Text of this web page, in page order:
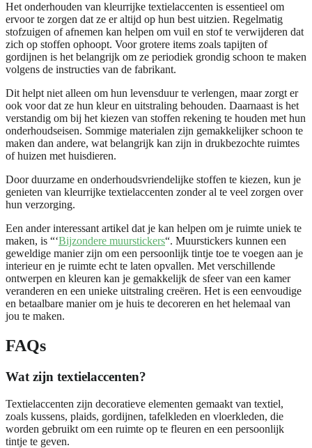
Het onderhouden van kleurrijke textielaccenten is essentieel om
ervoor te zorgen dat ze er altijd op hun best uitzien. Regelmatig
stofzuigen of afnemen kan helpen om vuil en stof te verwijderen dat
zich op stoffen ophoopt. Voor grotere items zoals tapijten of
gordijnen is het belangrijk om ze periodiek grondig schoon te maken
volgens de instructies van de fabrikant.
Dit helpt niet alleen om hun levensduur te verlengen, maar zorgt er
ook voor dat ze hun kleur en uitstraling behouden. Daarnaast is het
verstandig om bij het kiezen van stoffen rekening te houden met hun
onderhoudseisen. Sommige materialen zijn gemakkelijker schoon te
maken dan andere, wat belangrijk kan zijn in drukbezochte ruimtes
of huizen met huisdieren.
Door duurzame en onderhoudsvriendelijke stoffen te kiezen, kun je
genieten van kleurrijke textielaccenten zonder al te veel zorgen over
hun verzorging.
Een ander interessant artikel dat je kan helpen om je ruimte uniek te
maken, is “‘Bijzondere muurstickers“. Muurstickers kunnen een
geweldige manier zijn om een persoonlijk tintje toe te voegen aan je
interieur en je ruimte echt te laten opvallen. Met verschillende
ontwerpen en kleuren kan je gemakkelijk de sfeer van een kamer
veranderen en een unieke uitstraling creëren. Het is een eenvoudige
en betaalbare manier om je huis te decoreren en het helemaal van
jou te maken.
FAQs
Wat zijn textielaccenten?
Textielaccenten zijn decoratieve elementen gemaakt van textiel,
zoals kussens, plaids, gordijnen, tafelkleden en vloerkleden, die
worden gebruikt om een ruimte op te fleuren en een persoonlijk
tintje te geven.